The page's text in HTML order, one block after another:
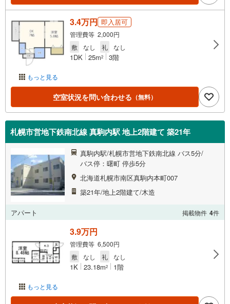
もっと見る
3.4万円 即入居可
管理費等 2,000円
敷
なし 礼 なし
1DK 25m2 3階
空室状況を問い合わせる （無料）
札幌市営地下鉄南北線 真駒内駅 地上2階建て 築21年
真駒内駅/札幌市営地下鉄南北線 バス5分/
バス停：曙町 停歩5分
北海道札幌市南区真駒内本町007
築21年/地上2階建て/木造
アパート 掲載物件 4件
もっと見る
3.9万円
管理費等 6,500円
敷
なし 礼 なし
1K 23.18m2 1階